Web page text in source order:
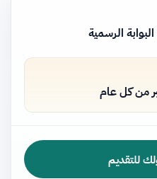
الرسمية
للتقديم